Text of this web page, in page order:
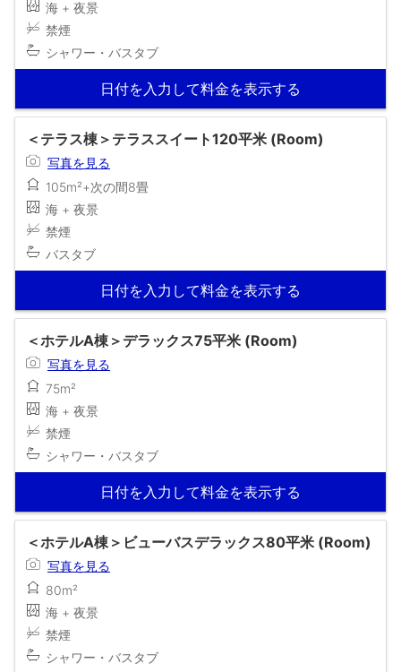
海 + 夜景
禁煙
シャワー・バスタブ
日付を入力して料金を表示する
＜テラス棟＞テラススイート120平米 (Room)
写真を見る
105m²+次の間8畳
海 + 夜景
禁煙
バスタブ
日付を入力して料金を表示する
＜ホテルA棟＞デラックス75平米 (Room)
写真を見る
75m²
海 + 夜景
禁煙
シャワー・バスタブ
日付を入力して料金を表示する
＜ホテルA棟＞ビューバスデラックス80平米 (Room)
写真を見る
80m²
海 + 夜景
禁煙
シャワー・バスタブ